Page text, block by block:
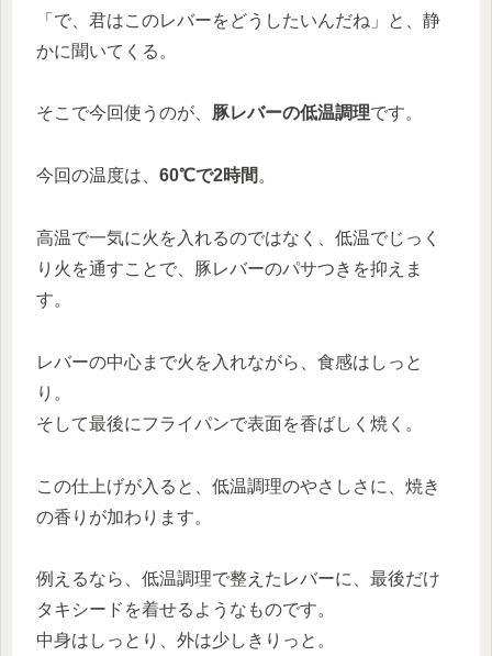
「で、君はこのレバーをどうしたいんだね」と、静
かに聞いてくる。
そこで今回使うのが、 豚レバーの低温調理です。
今回の温度は、 60℃で2時間 。
高温で一気に火を入れるのではなく、低温でじっく
り火を通すことで、豚レバーのパサつきを抑えま
す。
レバーの中心まで火を入れながら、食感はしっと
り。
そして最後にフライパンで表面を香ばしく焼く。
この仕上げが入ると、低温調理のやさしさに、焼き
の香りが加わります。
例えるなら、低温調理で整えたレバーに、最後だけ
タキシードを着せるようなものです。
中身はしっとり、外は少しきりっと。